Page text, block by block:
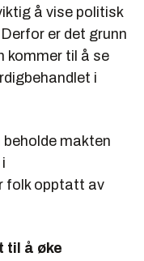
å vise politisk
er det grunn
kommer til å se
i
beholde makten
folk opptatt av
til å øke